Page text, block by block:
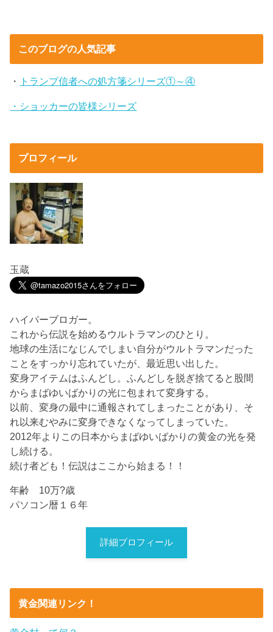
このブログの人気記事
・ トランプ信者への処方箋シリーズ①～④
・ショッカーの皆様シリーズ
プロフィール
玉蔵
ハイパーブロガー。
これから伝説を始めるウルトラマンのひとり。
地球の生活になじんでしまい自分がウルトラマンだった
ことをすっかり忘れていたが、最近思い出した。
変身アイテムはふんどし。ふんどしを脱ぎ捨てると股間
からまばゆいばかりの光に包まれて変身する。
以前、変身の最中に通報されてしまったことがあり、そ
れ以来むやみに変身できなくなってしまっていた。
2012年よりこの日本からまばゆいばかりの黄金の光を発
し続ける。
続け者ども！伝説はここから始まる！！
年齢 10万?歳
パソコン暦１６年
詳細プロフィール
黄金関連リンク！